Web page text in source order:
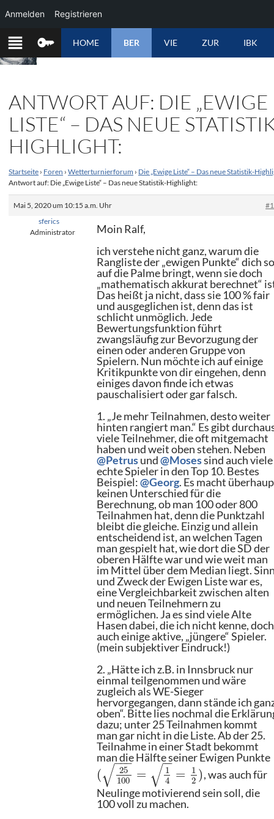
ZUM
INHALT
SPRINGEN
HOME BER VIE ZUR IBK
ANTWORT AUF: DIE „EWIGE
LISTE“ – DAS NEUE
HIGHLIGHT:
Startseite › Foren › Wetterturnierforum › Die „Ewige Liste“ – Das neue Statistik-
Antwort auf: Die „Ewige Liste“ – Das neue Statistik-Highlight:
Mai 5, 2020 um 10:15 a.m. Uhr
sferics
Administrator
Moin Ralf,
ich verstehe nicht ganz, warum die
Rangliste der „ewigen Punkte“ dich
auf die Palme bringt, wenn sie doch
„mathematisch akkurat berechnet“
Das heißt ja nicht, dass sie 100 % fair
und ausgeglichen ist, denn das ist
schlicht unmöglich. Jede
Bewertungsfunktion führt
zwangsläufig zur Bevorzugung der
einen oder anderen Gruppe von
Spielern. Nun möchte ich auf einige
Kritikpunkte von dir eingehen, denn
einiges davon finde ich etwas
pauschalisiert oder gar falsch.
1. „Je mehr Teilnahmen, desto weiter
hinten rangiert man.“ Es gibt
viele Teilnehmer, die oft mitgemacht
haben und weit oben stehen. Neben
@Petrusund@Mosessind auch viele
echte Spieler in den Top 10. Bestes
Beispiel:@Georg. Es macht
keinen Unterschied für die
Berechnung, ob man 100 oder 800
Teilnahmen hat, denn die Punktzahl
bleibt die gleiche. Einzig und allein
entscheidend ist, an welchen Tagen
man gespielt hat, wie dort die SD der
oberen Hälfte war und wie weit man
im Mittel über dem Median liegt.
und Zweck der Ewigen Liste war es,
eine Vergleichbarkeit zwischen alten
und neuen Teilnehmern zu
ermöglichen. Ja es sind viele Alte
Hasen dabei, die ich nicht kenne, doch
auch einige aktive, „jüngere“ Spieler.
(mein subjektiver Eindruck!)
2. „Hätte ich z.B. in Innsbruck nur
einmal teilgenommen und wäre
zugleich als WE-Sieger
hervorgegangen, dann stände ich
oben“. Bitte lies nochmal die
dazu; unter 25 Teilnahmen kommt
man gar nicht in die Liste. Ab der 25.
Teilnahme in einer Stadt bekommt
man die Hälfte seiner Ewigen Punkte
(
25
100
−−
−
√ =
1
4
−
−
√ =
1
2 ), was auch für
Neulinge motivierend sein soll, die
100 voll zu machen.
Anmelden Registrieren